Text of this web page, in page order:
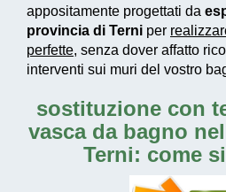
appositamente progettati da
provincia di Terni per
perfette, senza dover affatto
interventi sui muri del vostro
sostituzione con
vasca da bagno
Terni: come